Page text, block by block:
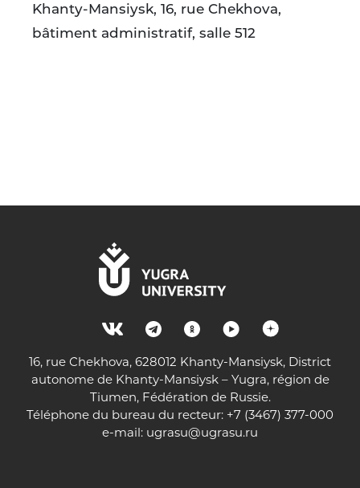
Khanty-Mansiysk, 16, rue Chekhova,
bâtiment administratif, salle 512
16, rue Chekhova, 628012 Khanty-Mansiysk, District
autonome de Khanty-Mansiysk – Yugra, région de
Tiumen, Fédération de Russie.
Téléphone du bureau du recteur: +7 (3467) 377-000
e-mail: ugrasu@ugrasu.ru